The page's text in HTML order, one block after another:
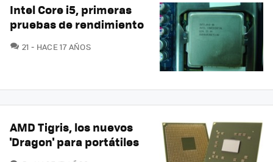
Intel Core i5, primeras
pruebas de rendimiento
21 COMENTARIOS
HACE 17 AÑOS
AMD Tigris, los nuevos
'Dragon' para portátiles